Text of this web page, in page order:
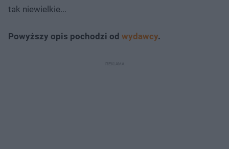
tak niewielkie...
Powyższy opis pochodzi od wydawcy.